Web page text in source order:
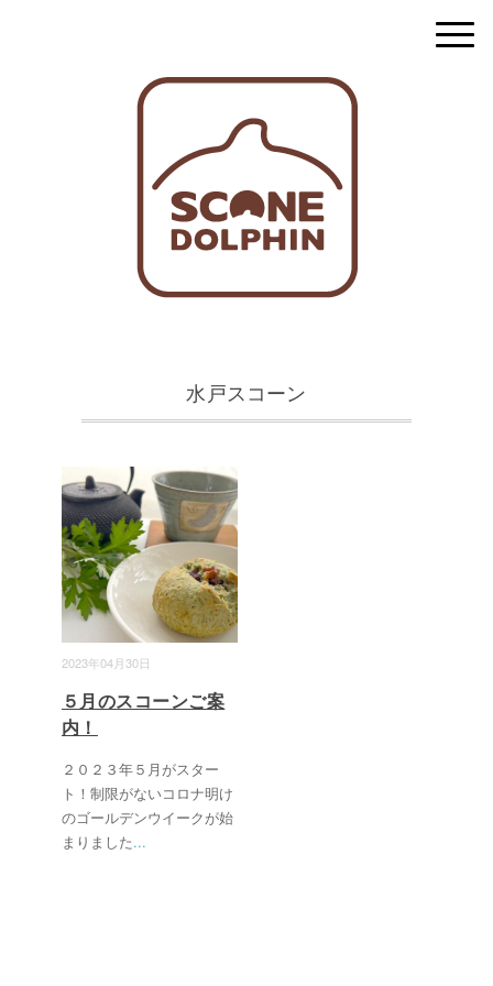
水戸スコーン
2023年04月30日
５月のスコーンご案
内！
２０２３年５月がスター
ト！制限がないコロナ明け
のゴールデンウイークが始
まりました...